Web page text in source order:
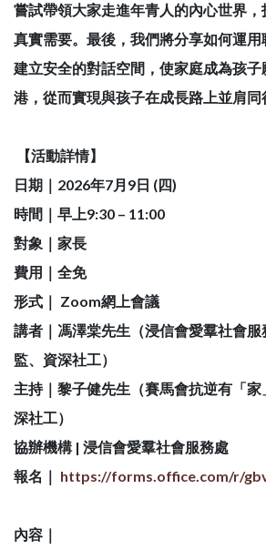
嘗試帶領大家走進年青人的內心世界
真實需要。最後，我們將分享如何運用
建立安全的對話空間，使家庭成為孩
港，從而實現與孩子在成長路上並肩同
【活動詳情】
日期｜2026年7月9日 (四)
時間｜早上9:30 – 11:00
對象｜家長
費用｜全免
形式｜ Zoom網上會議
講者｜馮澤棠先生（浸信會愛羣社會服
監、資深社工）
主持｜黎子健先生（賽馬會抗逆有「
深社工）
協辦機構 | 浸信會愛羣社會服務處
報名｜ https://forms.office.com/r/
內容｜